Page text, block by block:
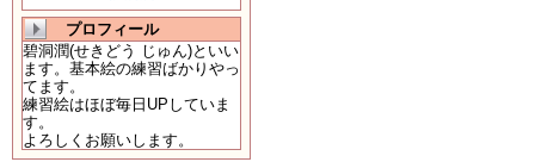
プロフィール
碧洞潤(せきどう じゅん)といい
ます。基本絵の練習ばかりやっ
てます。
練習絵はほぼ毎日UPしていま
す。
よろしくお願いします。